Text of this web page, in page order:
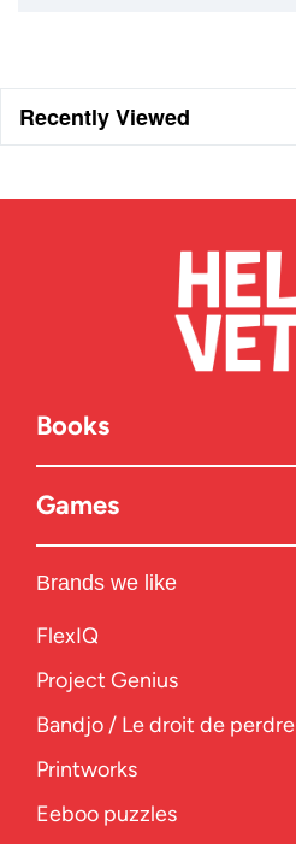
Recently Viewed
Books
Games
Brands we like
FlexIQ
Project Genius
Bandjo / Le droit de perdre
Printworks
Eeboo puzzles